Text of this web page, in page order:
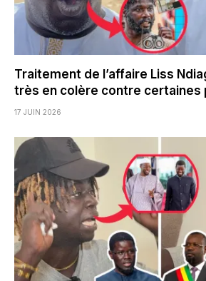
Traitement de l’affaire Liss
très en colère contre certaines
17 JUIN 2026